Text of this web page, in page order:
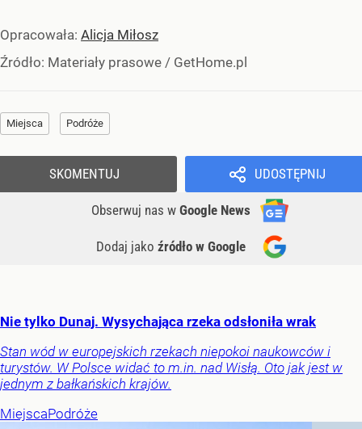
Opracowała: Alicja Miłosz
Źródło: Materiały prasowe / GetHome.pl
Miejsca Podróże
UDOSTĘPNIJ
Obserwuj nas w Google News
Dodaj jako źródło w Google
SKOMENTUJ
Nie tylko Dunaj. Wysychająca rzeka odsłoniła wrak
Stan wód w europejskich rzekach niepokoi naukowców i
turystów. W Polsce widać to m.in. nad Wisłą. Oto jak jest w
jednym z bałkańskich krajów.
MiejscaPodróże